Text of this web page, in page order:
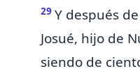
29 Y después
Josué, hijo de
siendo de